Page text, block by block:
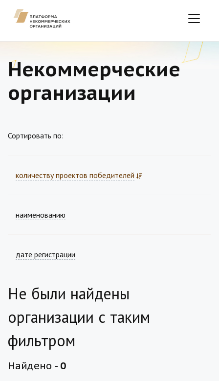
Некоммерческие
организации
Сортировать по:
количеству проектов победителей
наименованию
дате регистрации
Не были найдены
организации с таким
фильтром
Найдено - 0